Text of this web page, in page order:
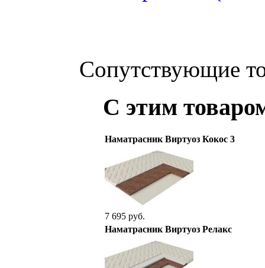
Сопутствующие
С этим
Наматрасник Виртуоз Кокос 3
7 695 руб.
Наматрасник Виртуоз Релакс